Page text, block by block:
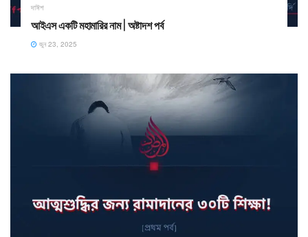
দাঈশ
আইএস একটি মহামারির নাম | অষ্টাদশ পর্ব
জুন 23, 2025